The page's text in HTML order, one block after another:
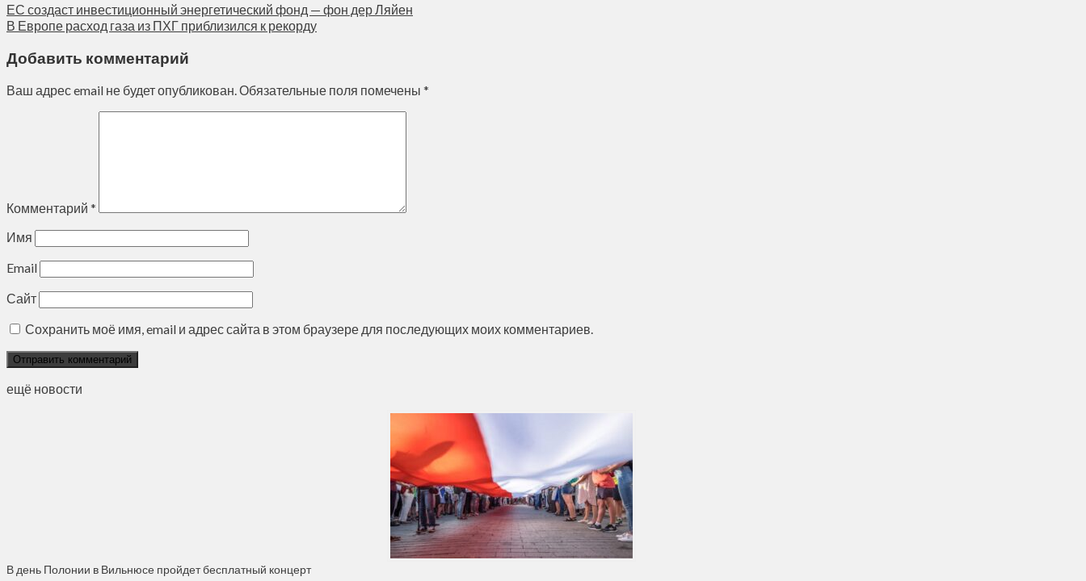
ЕС создаст инвестиционный энергетический фонд — фон дер Ляйен
В Европе расход газа из ПХГ приблизился к рекорду
Добавить комментарий
Ваш адрес email не будет опубликован.Обязательные поля помечены *
Комментарий *
Имя
Email
Сайт
Сохранить моё имя, email и адрес сайта в этом браузере для последующих моих комментариев.
ещё новости
В день Полонии в Вильнюсе пройдет бесплатный концерт